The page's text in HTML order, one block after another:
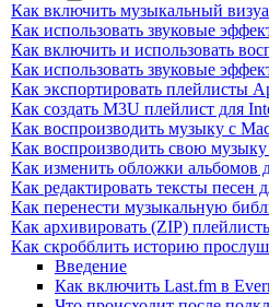
Как включить музыкальный
Как использовать звуковые
Как включить и использовать
Как использовать звуковые
Как экспортировать плейлисты
Как создать M3U плейлист для
Как воспроизводить музыку с
Как воспроизводить свою
Как изменить обложки альбомов
Как редактировать тексты песен
Как перенести музыкальную
Как архивировать (ZIP)
Как скробблить историю
Введение
Как включить Last.fm в